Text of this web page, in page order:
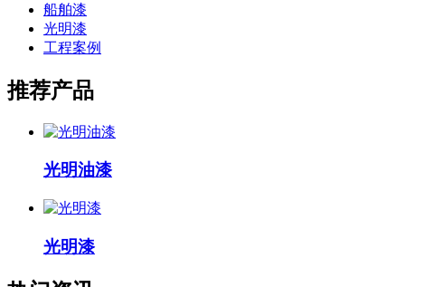
船舶漆
光明漆
工程案例
推荐产品
光明油漆
光明漆